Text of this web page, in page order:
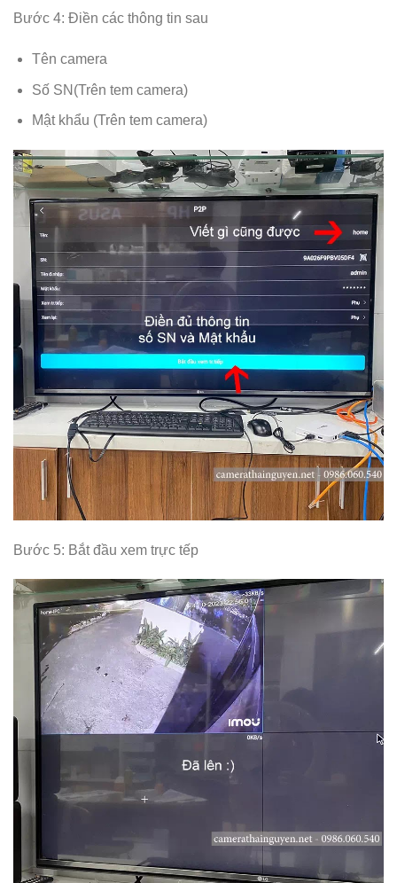
Bước 4: Điền các thông tin sau
Tên camera
Số SN(Trên tem camera)
Mật khẩu (Trên tem camera)
Bước 5: Bắt đầu xem trực tếp